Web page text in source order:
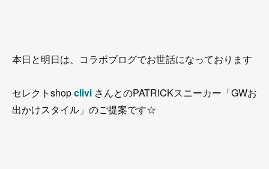
本日と明日は、コラボブログでお世話になっております
セレクトshopclivi さんとのPATRICKスニーカー「GWお
出かけスタイル」のご提案です☆